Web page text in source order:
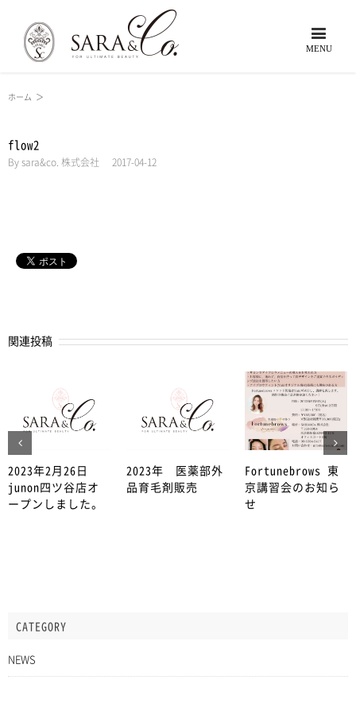
ホーム ＞
flow2
Bysara&co. 株式会社 2017-04-12
関連投稿
2023年2月26日
junon四ツ谷店オ
ープンしました。
2023年 医薬部外
品育毛剤販売
Fortunebrows 東
京講習会のお知ら
せ
CATEGORY
NEWS